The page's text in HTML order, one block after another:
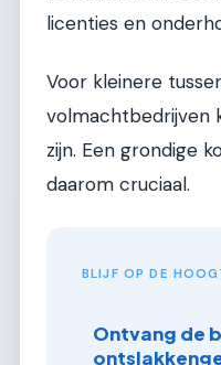
licenties en
Voor kleinere
volmachtbedrijven
zijn. Een grondige
daarom cruciaal.
BLIJF OP DE
Ontvang de